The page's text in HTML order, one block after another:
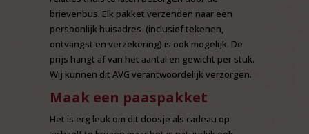
brievenbus. Elk pakket verzenden naar een
persoonlijk huisadres (inclusief tekenen,
ontvangst en verzekering) is ook mogelijk. De
prijs hangt af van het aantal en gewicht per stuk.
Wij kunnen dit AVG verantwoordelijk verzorgen.
Maak een paaspakket
Het is erg leuk om dit doosje als cadeau op